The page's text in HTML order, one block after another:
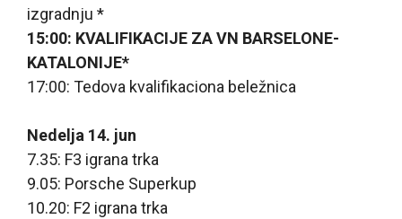
izgradnju *
15:00: KVALIFIKACIJE ZA VN BARSELONE-
KATALONIJE*
17:00: Tedova kvalifikaciona beležnica
Nedelja 14. jun
7.35: F3 igrana trka
9.05: Porsche Superkup
10.20: F2 igrana trka